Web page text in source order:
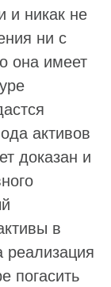
и никак не
ни с
она имеет
активов
доказан и
в
реализация
погасить